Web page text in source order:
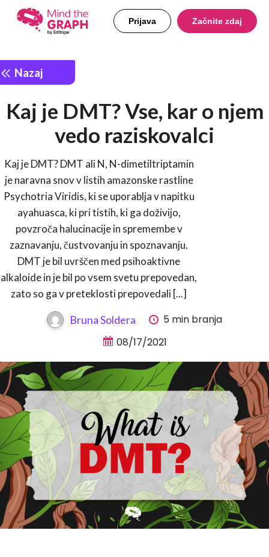
Prijava Začnite zdaj
Nazaj
Kaj je DMT? Vse, kar o njem
vedo raziskovalci
Kaj je DMT? DMT ali N, N-dimetiltriptamin
je naravna snov v listih amazonske rastline
Psychotria Viridis, ki se uporablja v napitku
ayahuasca, ki pri tistih, ki ga doživijo,
povzroča halucinacije in spremembe v
zaznavanju, čustvovanju in spoznavanju.
DMT je bil uvrščen med psihoaktivne
alkaloide in je bil po vsem svetu prepovedan,
zato so ga v preteklosti prepovedali [...]
Bruna Soldera
5 min branja
08/17/2021